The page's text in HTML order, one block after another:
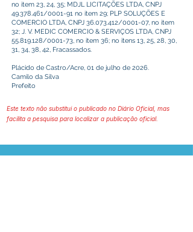
no item 23, 24, 35; MDJL LICITAÇÕES LTDA, CNPJ
49.378.461/0001-91 no item 29; PLP SOLUÇÕES E
COMERCIO LTDA, CNPJ 36.073.412/0001-07, no item
32; J. V. MEDIC COMERCIO & SERVIÇOS LTDA, CNPJ
55.819.128/0001-73, no item 36; no itens 13, 25, 28, 30,
31, 34, 38, 42, Fracassados.
Plácido de Castro/Acre, 01 de julho de 2026.
Camilo da Silva
Prefeito
Este texto não substitui o publicado no Diário Oficial, mas
facilita a pesquisa para localizar a publicação oficial.